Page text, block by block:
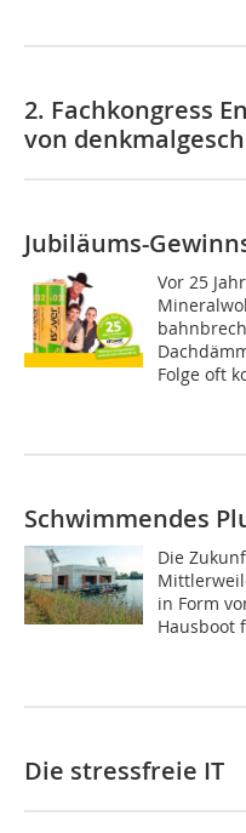
2. Fachkongress
von
Jubiläums-
Vor 25
Folge oft
Schwimmendes
Die
in Form
Hausboot
Die stressfreie IT